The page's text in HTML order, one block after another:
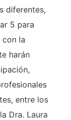
diferentes,
5 para
la
harán
entre los
Dra. Laura